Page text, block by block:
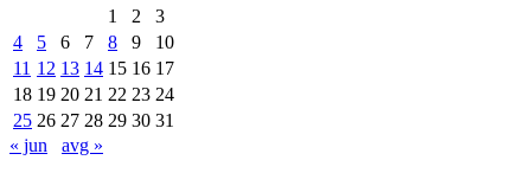
1
2
3
4
5 6 7 8 9
10
11 12 13 14 15 16 17
18 19 20 21 22 23 24
25 26 27 28 29 30 31
« jun
avg »